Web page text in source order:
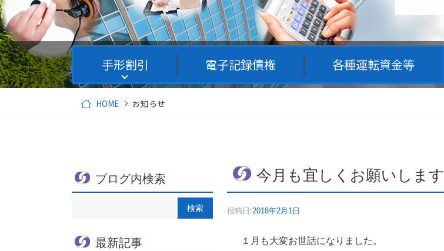
手形割引 電子記録債権 各種運転資金等
HOME お知らせ
今月も宜しくお願いします
投稿日:2018年2月1日
１月も大変お世話になりました。
ブログ内検索
最新記事